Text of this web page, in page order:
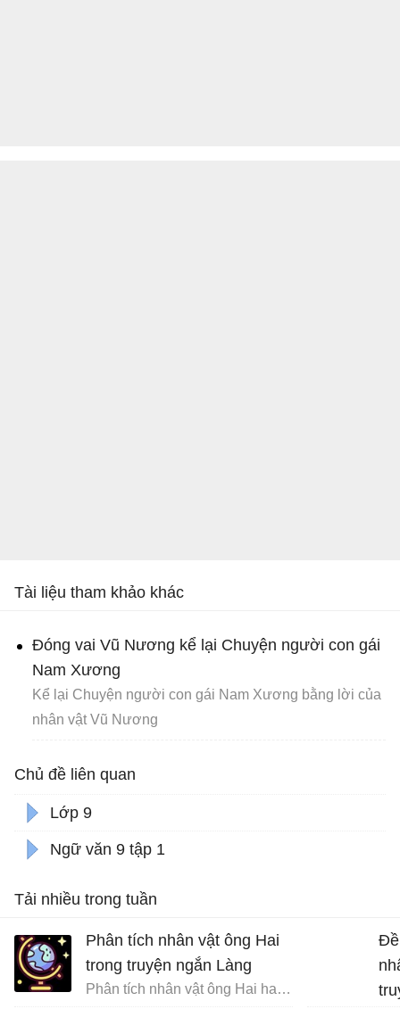
Tài liệu tham khảo khác
Đóng vai Vũ Nương kể lại Chuyện người con gái
Nam Xương
Kể lại Chuyện người con gái Nam Xương bằng lời của
nhân vật Vũ Nương
Chủ đề liên quan
Lớp 9
Ngữ văn 9 tập 1
Tải nhiều trong tuần
Phân tích nhân vật ông Hai
trong truyện ngắn Làng
Phân tích nhân vật ông Hai hay nhất
Đề